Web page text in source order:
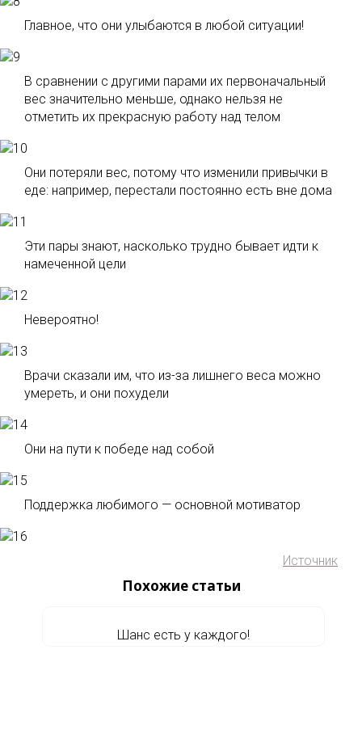
Главное, что они улыбаются в любой ситуации!
В сравнении с другими парами их первоначальный
вес значительно меньше, однако нельзя не
отметить их прекрасную работу над телом
Они потеряли вес, потому что изменили привычки в
еде: например, перестали постоянно есть вне дома
Эти пары знают, насколько трудно бывает идти к
намеченной цели
Невероятно!
Врачи сказали им, что из-за лишнего веса можно
умереть, и они похудели
Они на пути к победе над собой
Поддержка любимого — основной мотиватор
Источник
Похожие статьи
Шанс есть у каждого!